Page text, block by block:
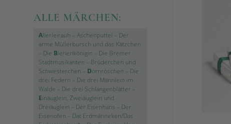
ALLE MÄRCHEN:
Allerleirauh – Aschenputtel – Der
arme Müllerbursch und das Kätzchen
– Die Bienenkönigin – Die Bremer
Stadtmusikanten – Brüderchen und
Schwesterchen – Dornröschen – Die
drei Federn – Die drei Männlein im
Walde – Die drei Schlangenblätter –
Einäuglein, Zweiäuglein und
Dreiäuglein – Der Eisenhans – Der
Eisenofen – Dat Erdmänneken/Das